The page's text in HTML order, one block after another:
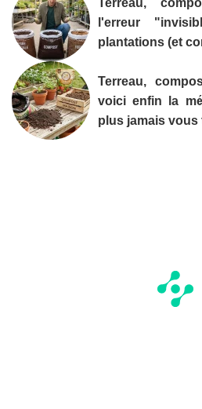
l'erreur
plantations (et
Terreau,
voici enfin la
plus jamais